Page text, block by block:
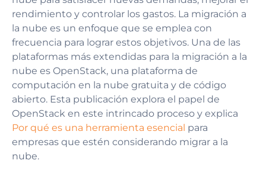
rendimiento y controlar los gastos. La migración a
la nube es un enfoque que se emplea con
frecuencia para lograr estos objetivos. Una de las
plataformas más extendidas para la migración a la
nube es OpenStack, una plataforma de
computación en la nube gratuita y de código
abierto. Esta publicación explora el papel de
OpenStack en este intrincado proceso y explica
Por qué es una herramienta esencial para
empresas que estén considerando migrar a la
nube.